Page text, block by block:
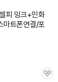
피 잉크+인화
마트폰연결/포
관